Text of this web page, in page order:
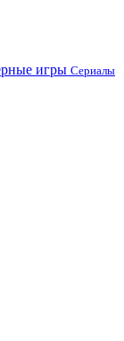
игры Сериалы